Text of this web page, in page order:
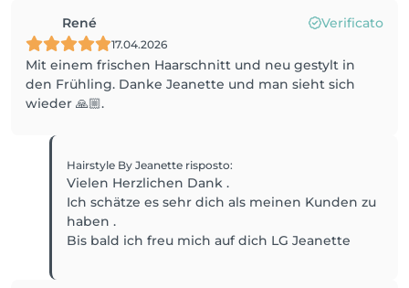
René Verificato
17.04.2026
Mit einem frischen Haarschnitt und neu gestylt in
den Frühling. Danke Jeanette und man sieht sich
wieder 🙏🏼.
Hairstyle By Jeanette risposto:
Vielen Herzlichen Dank .
Ich schätze es sehr dich als meinen Kunden zu
haben .
Bis bald ich freu mich auf dich LG Jeanette